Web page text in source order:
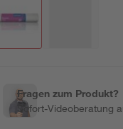
Fragen zum Produkt?
Sofort-Videoberatung